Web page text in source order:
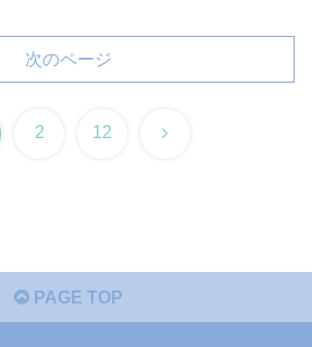
次のページ
2 12 次
PAGE TOP